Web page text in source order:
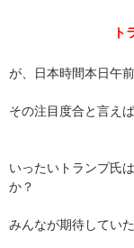
ト
が、日本時間本日午
その注目度合と言え
いったいトランプ氏
か？
みんなが期待してい